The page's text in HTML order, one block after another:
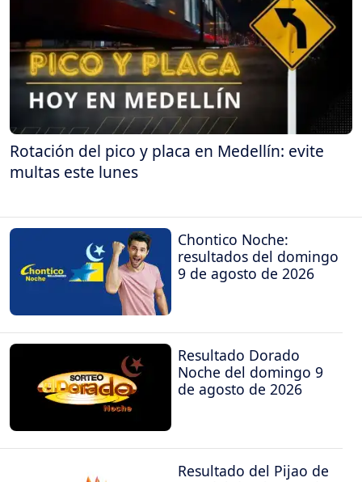
Rotación del pico y placa en Medellín: evite
multas este lunes
Chontico Noche:
resultados del domingo
9 de agosto de 2026
Resultado Dorado
Noche del domingo 9
de agosto de 2026
Resultado del Pijao de